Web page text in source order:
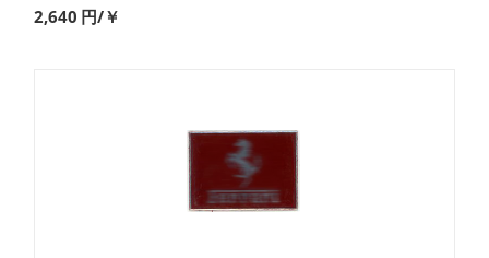
2,640 円/￥